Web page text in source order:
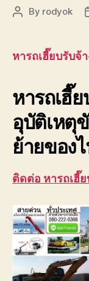
Post
By rodyok
หารถเฮี๊ยบรับจ้
หารถเฮี๊
อุบัติเหตุ
ย้ายของ
ติดต่อ หารถเฮี๊